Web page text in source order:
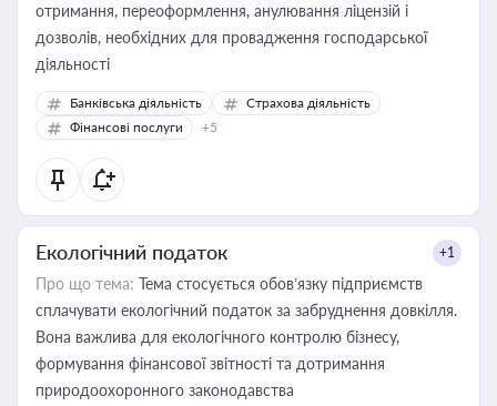
отримання, переоформлення, анулювання ліцензій і
дозволів, необхідних для провадження господарської
діяльності
Банківська діяльність
Страхова діяльність
Фінансові послуги
+5
Екологічний податок +1
Про що тема: Тема стосується обов’язку підприємств
сплачувати екологічний податок за забруднення довкілля.
Вона важлива для екологічного контролю бізнесу,
формування фінансової звітності та дотримання
природоохоронного законодавства